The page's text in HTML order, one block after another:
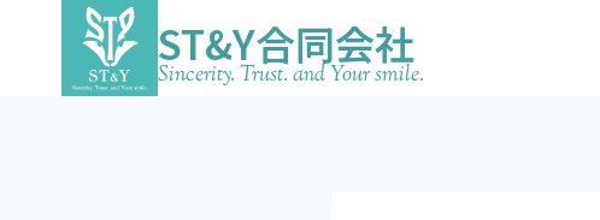
ST&Y合同会社
Sincerity. Trust. and Your smile.